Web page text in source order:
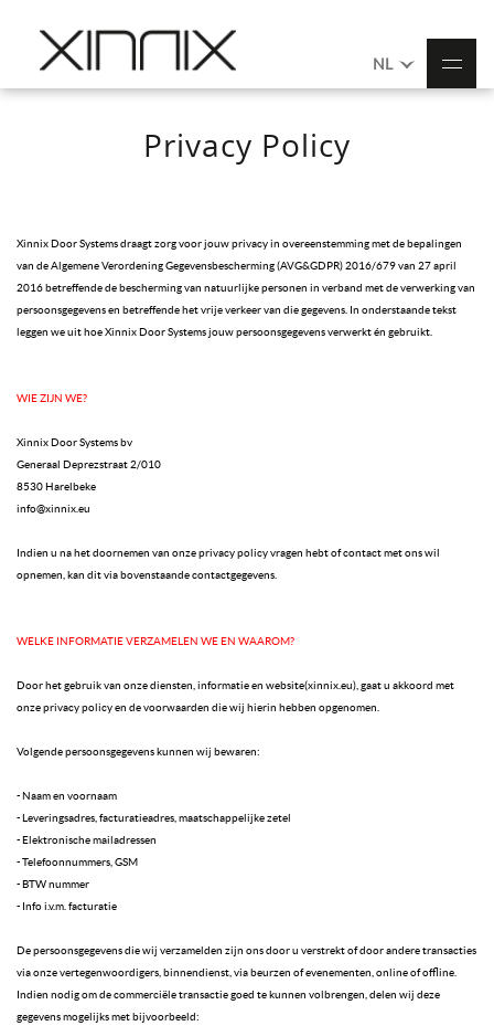
NL
Privacy Policy
Xinnix Door Systems draagt zorg voor jouw privacy in overeenstemming met de bepalingen
van de Algemene Verordening Gegevensbescherming (AVG&GDPR) 2016/679 van 27 april
2016 betreffende de bescherming van natuurlijke personen in verband met de verwerking van
persoonsgegevens en betreffende het vrije verkeer van die gegevens. In onderstaande tekst
leggen we uit hoe Xinnix Door Systems jouw persoonsgegevens verwerkt én gebruikt.
WIE ZIJN WE?
Xinnix Door Systems bv
Generaal Deprezstraat 2/010
8530 Harelbeke
info@xinnix.eu
Indien u na het doornemen van onze privacy policy vragen hebt of contact met ons wil
opnemen, kan dit via bovenstaande contactgegevens.
WELKE INFORMATIE VERZAMELEN WE EN WAAROM?
Door het gebruik van onze diensten, informatie en website(xinnix.eu), gaat u akkoord met
onze privacy policy en de voorwaarden die wij hierin hebben opgenomen.
Volgende persoonsgegevens kunnen wij bewaren:
- Naam en voornaam
- Leveringsadres, facturatieadres, maatschappelijke zetel
- Elektronische mailadressen
- Telefoonnummers, GSM
- BTW nummer
- Info i.v.m. facturatie
De persoonsgegevens die wij verzamelden zijn ons door u verstrekt of door andere transacties
via onze vertegenwoordigers, binnendienst, via beurzen of evenementen, online of offline.
Indien nodig om de commerciële transactie goed te kunnen volbrengen, delen wij deze
gegevens mogelijks met bijvoorbeeld: